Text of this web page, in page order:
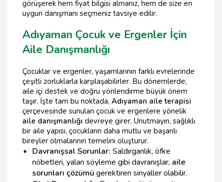
görüşerek hem fiyat bilgisi almanız, hem de size en
uygun danışmanı seçmeniz tavsiye edilir.
Adıyaman Çocuk ve Ergenler İçin
Aile Danışmanlığı
Çocuklar ve ergenler, yaşamlarının farklı evrelerinde
çeşitli zorluklarla karşılaşabilirler. Bu dönemlerde,
aile içi destek ve doğru yönlendirme büyük önem
taşır. İşte tam bu noktada, Adıyaman aile terapisi
çerçevesinde sunulan çocuk ve ergenlere yönelik
aile danışmanlığı devreye girer. Unutmayın, sağlıklı
bir aile yapısı, çocukların daha mutlu ve başarılı
bireyler olmalarının temelini oluşturur.
Davranışsal Sorunlar: Saldırganlık, öfke
nöbetleri, yalan söyleme gibi davranışlar, aile
sorunları çözümü gerektiren sinyaller olabilir.